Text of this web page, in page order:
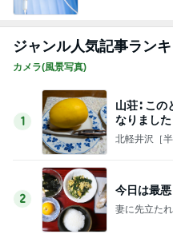
3
妻に先立た
4
銀座のマ
ガキ・バカ
銀座のママ
5
町田ダリ
カメラと歩